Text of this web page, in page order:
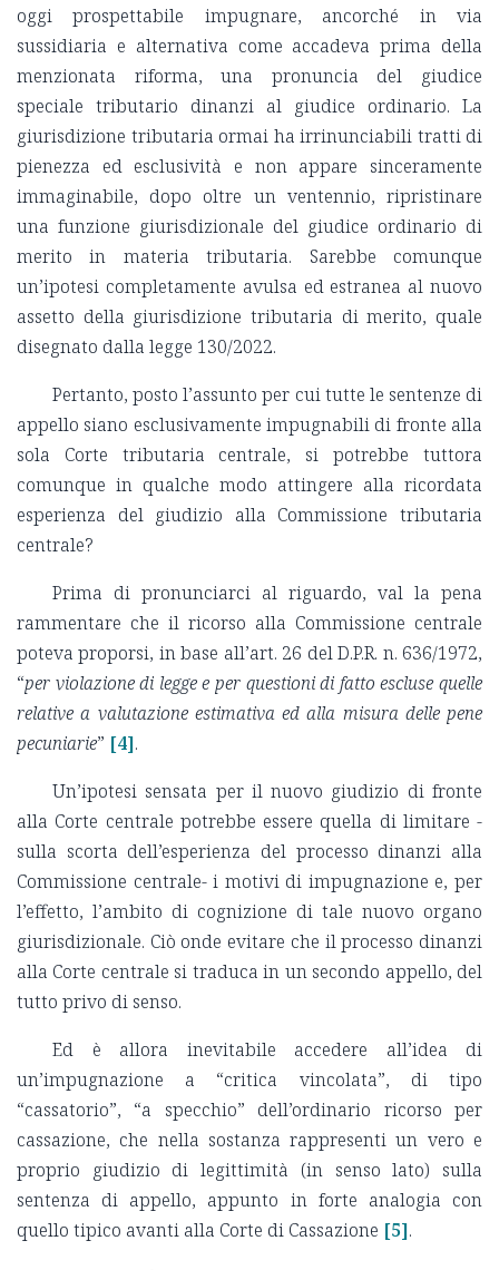
oggi prospettabile impugnare, ancorché in via
sussidiaria e alternativa come accadeva prima della
menzionata riforma, una pronuncia del giudice
speciale tributario dinanzi al giudice ordinario. La
giurisdizione tributaria ormai ha irrinunciabili tratti di
pienezza ed esclusività e non appare sinceramente
immaginabile, dopo oltre un ventennio, ripristinare
una funzione giurisdizionale del giudice ordinario di
merito in materia tributaria. Sarebbe comunque
un’ipotesi completamente avulsa ed estranea al nuovo
assetto della giurisdizione tributaria di merito, quale
disegnato dalla legge 130/2022.
Pertanto, posto l’assunto per cui tutte le sentenze di
appello siano esclusivamente impugnabili di fronte alla
sola Corte tributaria centrale, si potrebbe tuttora
comunque in qualche modo attingere alla ricordata
esperienza del giudizio alla Commissione tributaria
centrale?
Prima di pronunciarci al riguardo, val la pena
rammentare che il ricorso alla Commissione centrale
poteva proporsi, in base all’art. 26 del D.P.R. n. 636/1972,
“per violazione di legge e per questioni di fatto escluse quelle
relative a valutazione estimativa ed alla misura delle pene
pecuniarie” [4].
Un’ipotesi sensata per il nuovo giudizio di fronte
alla Corte centrale potrebbe essere quella di limitare -
sulla scorta dell’esperienza del processo dinanzi alla
Commissione centrale- i motivi di impugnazione e, per
l’effetto, l’ambito di cognizione di tale nuovo organo
giurisdizionale. Ciò onde evitare che il processo dinanzi
alla Corte centrale si traduca in un secondo appello, del
tutto privo di senso.
Ed è allora inevitabile accedere all’idea di
un’impugnazione a “critica vincolata”, di tipo
“cassatorio”, “a specchio” dell’ordinario ricorso per
cassazione, che nella sostanza rappresenti un vero e
proprio giudizio di legittimità (in senso lato) sulla
sentenza di appello, appunto in forte analogia con
quello tipico avanti alla Corte di Cassazione [5].